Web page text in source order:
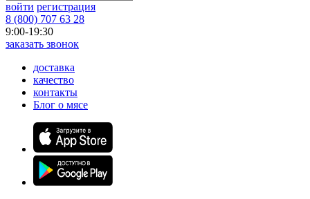
войти регистрация
8 (800) 707 63 28
9:00-19:30
заказать звонок
доставка
качество
контакты
Блог о мясе